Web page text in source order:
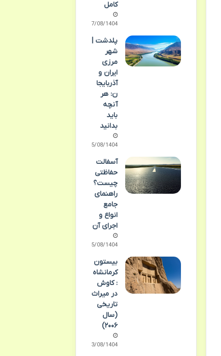
کامل
07/08/1404
پلدشت |
شهر
مرزی
ایران و
آذربایجا
ن: هر
آنچه
باید
بدانید
05/08/1404
آسفالت
حفاظتی
چیست؟
راهنمای
جامع
انواع و
اجرای آن
05/08/1404
بیستون
کرمانشاه
: کاوش
در میراث
تاریخی
(سال
۲۰۰۶)
03/08/1404